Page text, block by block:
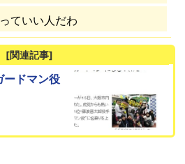
ていい人だわ
[関連記事]
ードマン役